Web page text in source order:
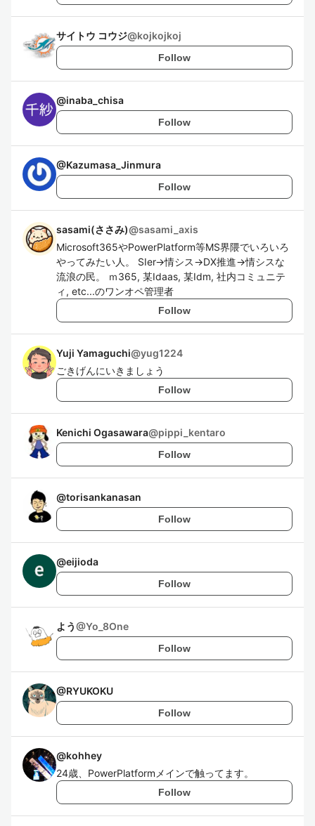
サイトウ コウジ@kojkojkoj
Follow
@inaba_chisa
Follow
@Kazumasa_Jinmura
Follow
sasami(ささみ)@sasami_axis
Microsoft365やPowerPlatform等MS界隈でいろいろ
やってみたい人。 SIer→情シス→DX推進→情シスな
流浪の民。 ｍ365, 某Idaas, 某Idm, 社内コミュニテ
ィ, etc...のワンオペ管理者
Follow
Yuji Yamaguchi@yug1224
ごきげんにいきましょう
Follow
Kenichi Ogasawara@pippi_kentaro
Follow
@torisankanasan
Follow
@eijioda
Follow
よう@Yo_8One
Follow
@RYUKOKU
Follow
@kohhey
24歳、PowerPlatformメインで触ってます。
Follow